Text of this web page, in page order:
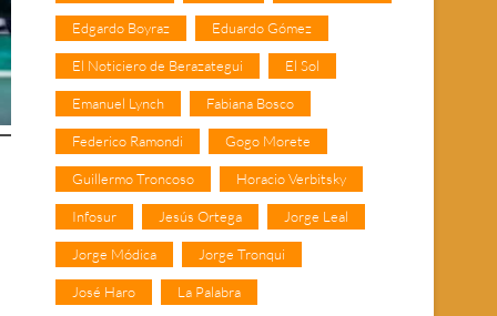
Edgardo Boyraz Eduardo Gómez
El Noticiero de Berazategui El Sol
Emanuel Lynch Fabiana Bosco
Federico Ramondi Gogo Morete
Guillermo Troncoso Horacio Verbitsky
Infosur Jesús Ortega Jorge Leal
Jorge Módica Jorge Tronqui
José Haro La Palabra